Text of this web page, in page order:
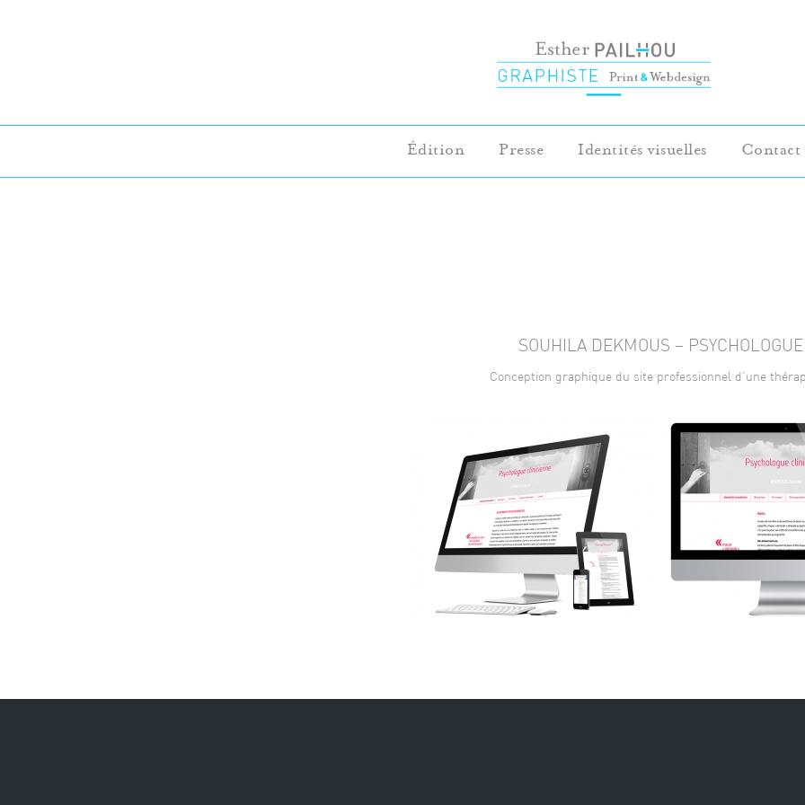
Édition Presse Identités visuelles Contact
SOUHILA DEKMOUS – PSYCHOLOGUE
Conception graphique du site professionnel d’une